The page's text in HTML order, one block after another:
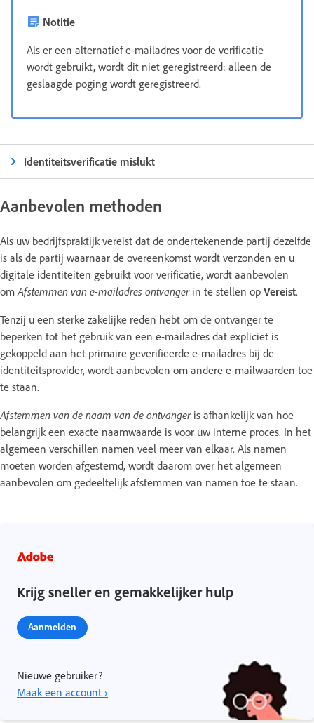
Notitie
Als er een alternatief e-mailadres voor de verificatie
wordt gebruikt, wordt dit niet geregistreerd: alleen de
geslaagde poging wordt geregistreerd.
Identiteitsverificatie mislukt
Aanbevolen methoden
Als uw bedrijfspraktijk vereist dat de ondertekenende partij dezelfde
is als de partij waarnaar de overeenkomst wordt verzonden en u
digitale identiteiten gebruikt voor verificatie, wordt aanbevolen
omAfstemmen van e-mailadres ontvangerin te stellen op Vereist.
Tenzij u een sterke zakelijke reden hebt om de ontvanger te
beperken tot het gebruik van een e-mailadres dat expliciet is
gekoppeld aan het primaire geverifieerde e-mailadres bij de
identiteitsprovider, wordt aanbevolen om andere e-mailwaarden toe
te staan.
Afstemmen van de naam van de ontvangeris afhankelijk van hoe
belangrijk een exacte naamwaarde is voor uw interne proces. In het
algemeen verschillen namen veel meer van elkaar. Als namen
moeten worden afgestemd, wordt daarom over het algemeen
aanbevolen om gedeeltelijk afstemmen van namen toe te staan.
Krijg sneller en gemakkelijker hulp
Aanmelden
Nieuwe gebruiker?
Maak een account ›